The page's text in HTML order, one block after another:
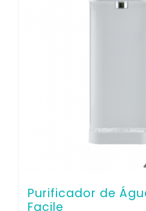
Purificador de
Facile